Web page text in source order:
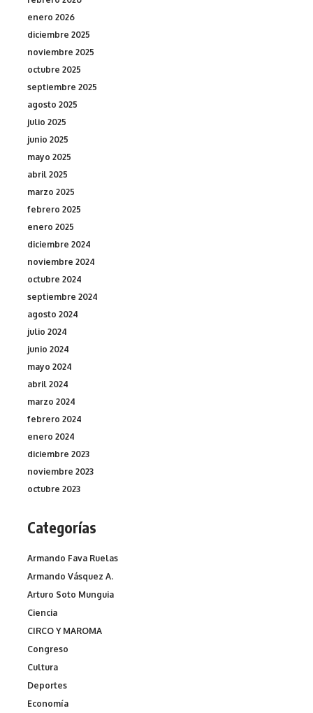
enero 2026
diciembre 2025
noviembre 2025
octubre 2025
septiembre 2025
agosto 2025
julio 2025
junio 2025
mayo 2025
abril 2025
marzo 2025
febrero 2025
enero 2025
diciembre 2024
noviembre 2024
octubre 2024
septiembre 2024
agosto 2024
julio 2024
junio 2024
mayo 2024
abril 2024
marzo 2024
febrero 2024
enero 2024
diciembre 2023
noviembre 2023
octubre 2023
Categorías
Armando Fava Ruelas
Armando Vásquez A.
Arturo Soto Munguia
Ciencia
CIRCO Y MAROMA
Congreso
Cultura
Deportes
Economía